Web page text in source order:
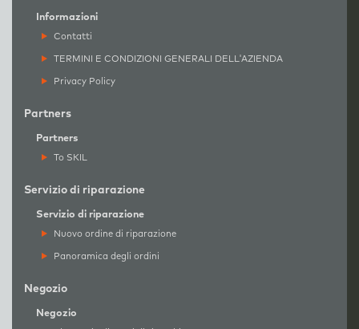
Informazioni
Contatti
TERMINI E CONDIZIONI GENERALI DELL'AZIENDA
Privacy Policy
Partners
Partners
To SKIL
Servizio di riparazione
Servizio di riparazione
Nuovo ordine di riparazione
Panoramica degli ordini
Negozio
Negozio